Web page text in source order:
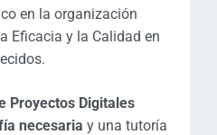
en la organización
Eficacia y la Calidad en
Proyectos Digitales
necesaria y una tutoría